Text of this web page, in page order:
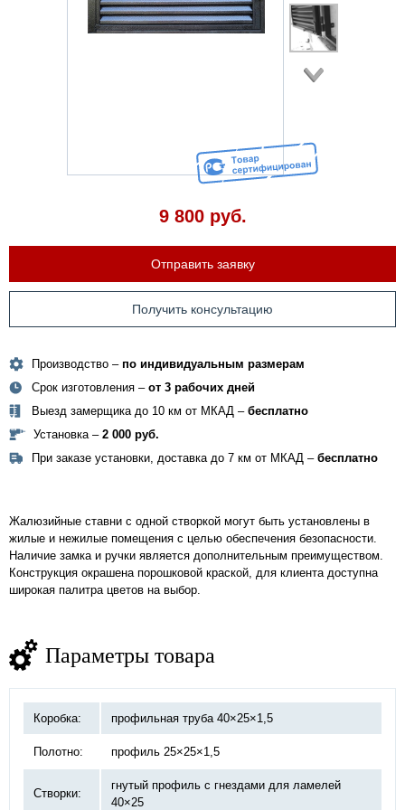
9 800руб.
Отправить заявку
Получить консультацию
Производство – по индивидуальным размерам
Срок изготовления – от 3 рабочих дней
Выезд замерщика до 10 км от МКАД – бесплатно
Установка – 2 000 руб.
При заказе установки, доставка до 7 км от МКАД – бесплатно
Жалюзийные ставни с одной створкой могут быть установлены в
жилые и нежилые помещения с целью обеспечения безопасности.
Наличие замка и ручки является дополнительным преимуществом.
Конструкция окрашена порошковой краской, для клиента доступна
широкая палитра цветов на выбор.
Параметры товара
Коробка: профильная труба 40×25×1,5
Полотно: профиль 25×25×1,5
Створки:
гнутый профиль с гнездами для ламелей
40×25